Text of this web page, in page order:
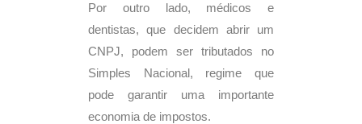
Por outro lado, médicos e
dentistas, que decidem abrir um
CNPJ, podem ser tributados no
Simples Nacional, regime que
pode garantir uma importante
economia de impostos.